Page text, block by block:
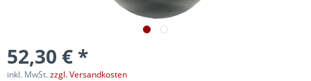
52,30 € *
inkl. MwSt.zzgl. Versandkosten